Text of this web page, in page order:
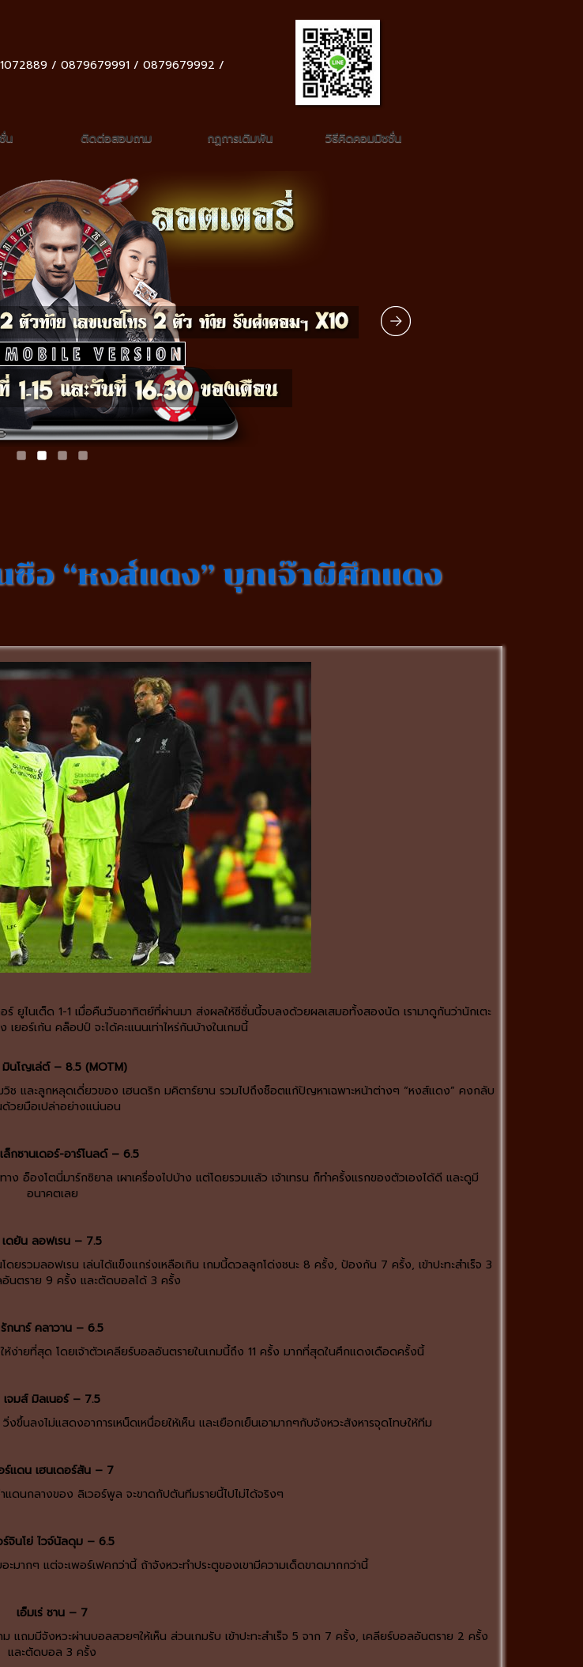
/ 0879679991 / 0879679992 /
น ติดต่อสอบถาม กฏการเดิมพัน วิธีคิดคอมมิชชั่น
ซือ “หงส์แดง” บุกเจ๊าผีศึกแดง
ยูไนเต็ด 1-1 เมื่อคืนวันอาทิตย์ที่ผ่านมา ส่งผลให้ซีซั่นนี้จบลงด้วยผลเสมอทั้งสองนัด เรามาดูกันว่านักเตะ
ยอร์เก้น คล็อปป์ จะได้คะแนนเท่าไหร่กันบ้างในเกมนี้
นโญเล่ต์ – 8.5 (MOTM)
และลูกหลุดเดี่ยวของ เฮนดริก มคิตาร์ยาน รวมไปถึงช็อตแก้ปัญหาเฉพาะหน้าต่างๆ “หงส์แดง” คงกลับ
วยมือเปล่าอย่างแน่นอน
ล็กซานเดอร์-อาร์โนลด์ – 6.5
อ็องโตนี่มาร์กซิยาล เผาเครื่องไปบ้าง แต่โดยรวมแล้ว เจ้าเทรน ก็ทำครั้งแรกของตัวเองได้ดี และดูมี
อนาคตเลย
เดยัน ลอฟเรน – 7.5
รวมลอฟเรน เล่นได้แข็งแกร่งเหลือเกิน เกมนี้ดวลลูกโด่งชนะ 8 ครั้ง, ป้องกัน 7 ครั้ง, เข้าปะทะสำเร็จ 3
นตราย 9 ครั้ง และตัดบอลได้ 3 ครั้ง
รักนาร์ คลาวาน – 6.5
ายที่สุด โดยเจ้าตัวเคลียร์บอลอันตรายในเกมนี้ถึง 11 ครั้ง มากที่สุดในศึกแดงเดือดครั้งนี้
เจมส์ มิลเนอร์ – 7.5
นลงไม่แสดงอาการเหน็ดเหนื่อยให้เห็น และเยือกเย็นเอามากๆกับจังหวะสังหารจุดโทษให้ทีม
ร์แดน เฮนเดอร์สัน – 7
ดนกลางของ ลิเวอร์พูล จะขาดกัปตันทีมรายนี้ไปไม่ได้จริงๆ
ร์จินโย่ ไวจ์นัลดุม – 6.5
ากๆ แต่จะเพอร์เฟคกว่านี้ ถ้าจังหวะทำประตูของเขามีความเด็ดขาดมากกว่านี้
เอ็มเร่ ชาน – 7
ถมมีจังหวะผ่านบอลสวยๆให้เห็น ส่วนเกมรับ เข้าปะทะสำเร็จ 5 จาก 7 ครั้ง, เคลียร์บอลอันตราย 2 ครั้ง
และตัดบอล 3 ครั้ง